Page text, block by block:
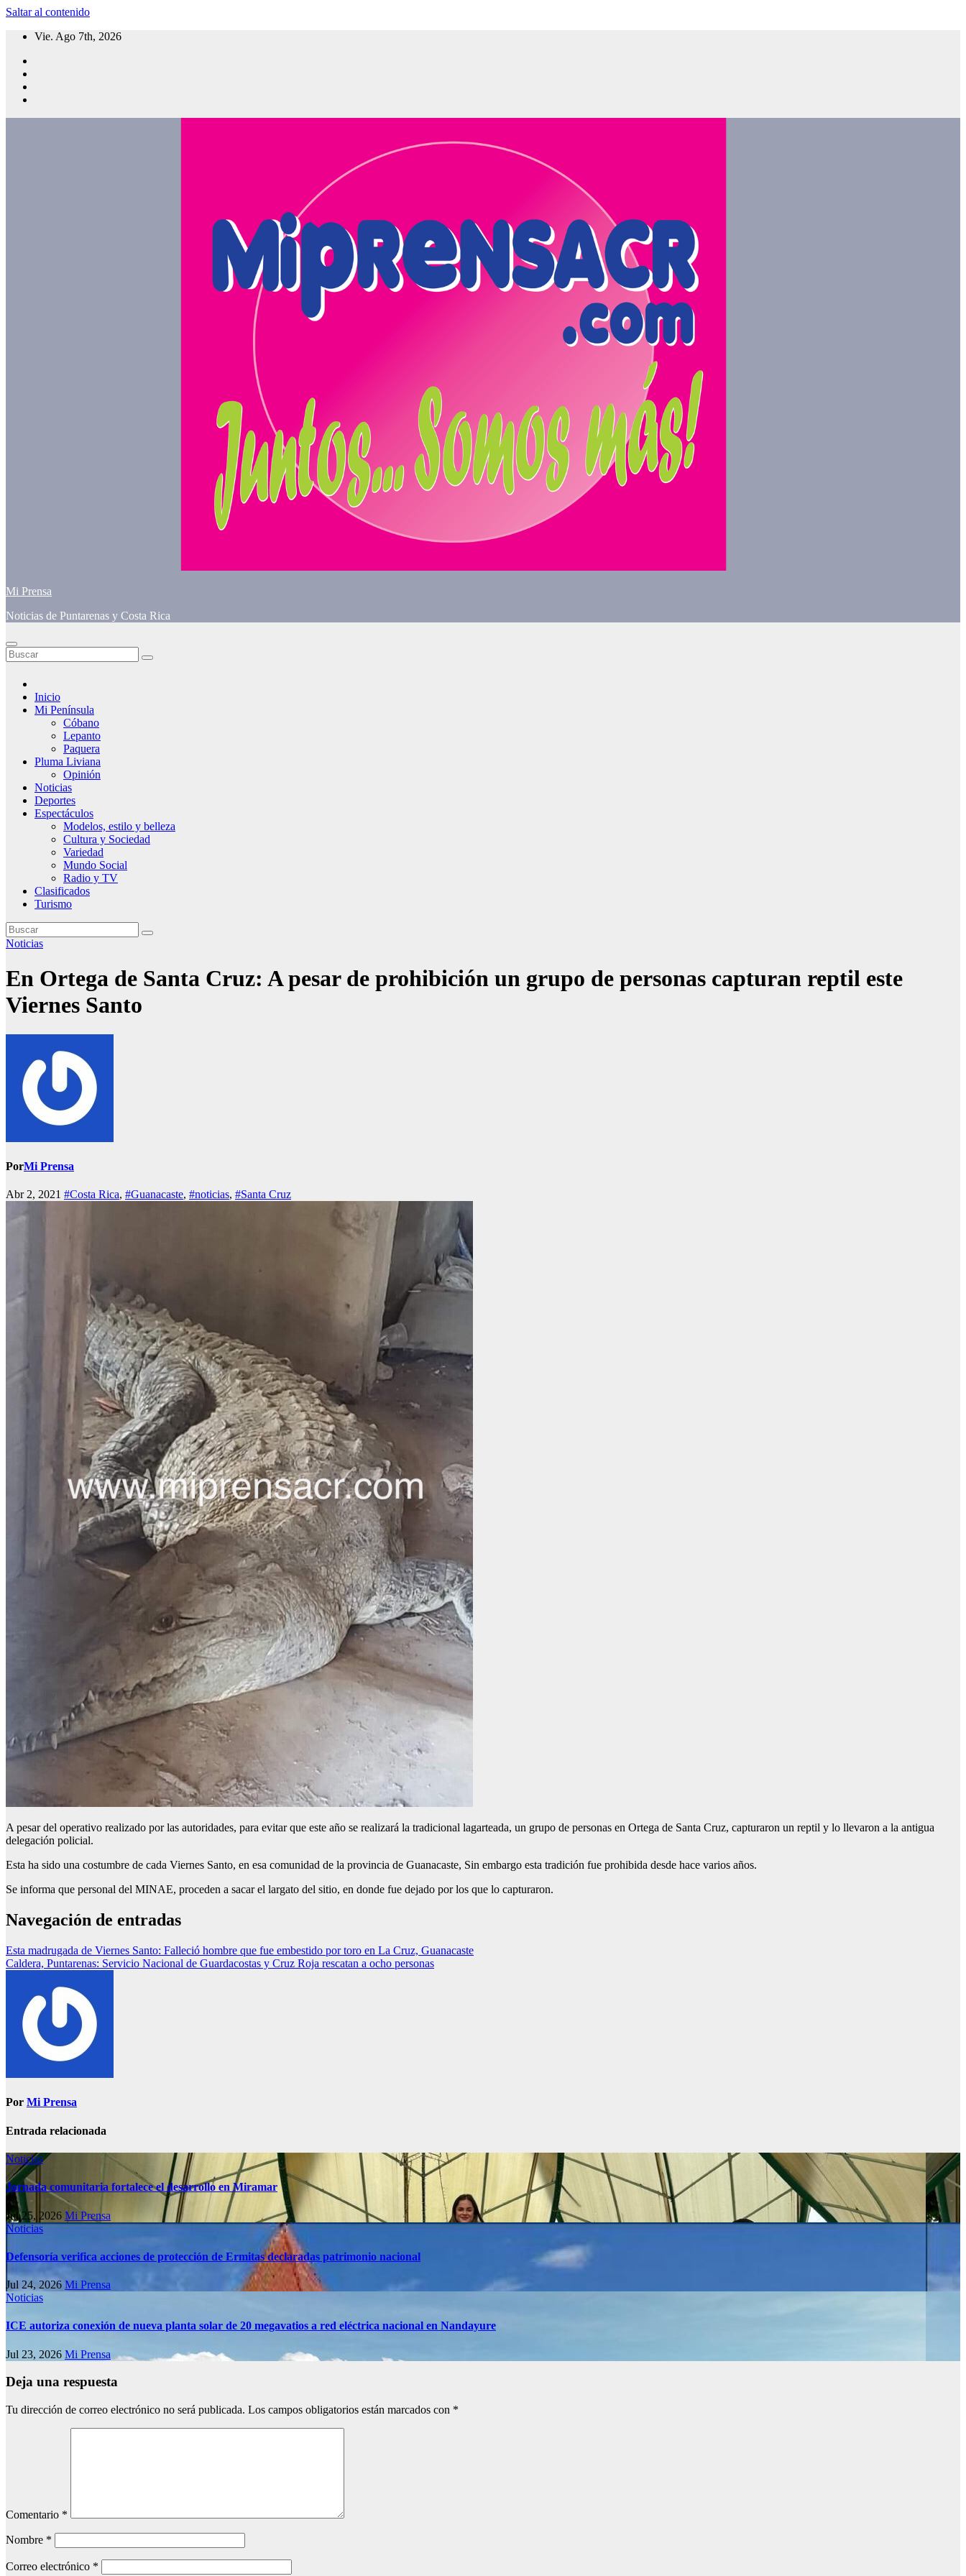
Saltar al contenido
Vie. Ago 7th, 2026
Mi Prensa
Noticias de Puntarenas y Costa Rica
Inicio
Mi Península
Cóbano
Lepanto
Paquera
Pluma Liviana
Opinión
Noticias
Deportes
Espectáculos
Modelos, estilo y belleza
Cultura y Sociedad
Variedad
Mundo Social
Radio y TV
Clasificados
Turismo
Noticias
En Ortega de Santa Cruz: A pesar de prohibición un grupo de personas capturan reptil este
Viernes Santo
PorMi Prensa
Abr 2, 2021 #Costa Rica, #Guanacaste, #noticias, #Santa Cruz
A pesar del operativo realizado por las autoridades, para evitar que este año se realizará la tradicional lagarteada, un grupo de personas en Ortega de Santa Cruz, capturaron un reptil y lo llevaron a la antigua
delegación policial.
Esta ha sido una costumbre de cada Viernes Santo, en esa comunidad de la provincia de Guanacaste, Sin embargo esta tradición fue prohibida desde hace varios años.
Se informa que personal del MINAE, proceden a sacar el largato del sitio, en donde fue dejado por los que lo capturaron.
Navegación de entradas
Esta madrugada de Viernes Santo: Falleció hombre que fue embestido por toro en La Cruz, Guanacaste
Caldera, Puntarenas: Servicio Nacional de Guardacostas y Cruz Roja rescatan a ocho personas
Por Mi Prensa
Entrada relacionada
Noticias
Jornada comunitaria fortalece el desarrollo en Miramar
Jul 25, 2026 Mi Prensa
Noticias
Defensoría verifica acciones de protección de Ermitas declaradas patrimonio nacional
Jul 24, 2026 Mi Prensa
Noticias
ICE autoriza conexión de nueva planta solar de 20 megavatios a red eléctrica nacional en Nandayure
Jul 23, 2026 Mi Prensa
Deja una respuesta
Tu dirección de correo electrónico no será publicada. Los campos obligatorios están marcados con *
Comentario *
Nombre *
Correo electrónico *